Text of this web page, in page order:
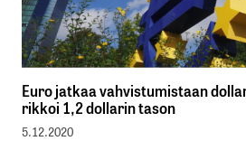
Euro jatkaa vahvistumistaan
rikkoi 1,2 dollarin tason
5.12.2020